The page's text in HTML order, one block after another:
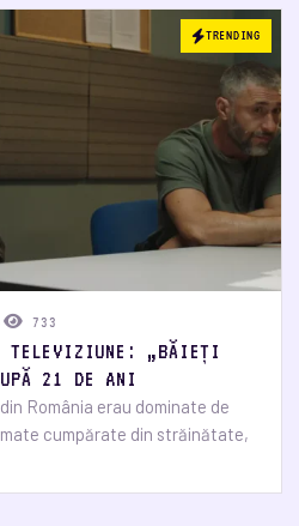
TRENDING
733
TELEVIZIUNE: „BĂIEȚI
21 DE ANI
România erau dominate de
cumpărate din străinătate,